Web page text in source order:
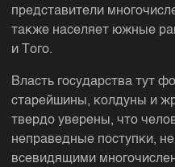
представители
также населяет южные
и Того.
Власть государства тут
старейшины, колдуны и
твердо уверены, что
неправедные поступки,
всевидящими